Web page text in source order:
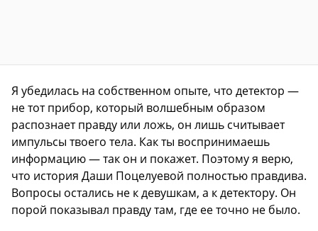
Я убедилась на собственном опыте, что детектор —
не тот прибор, который волшебным образом
распознает правду или ложь, он лишь считывает
импульсы твоего тела. Как ты воспринимаешь
информацию — так он и покажет. Поэтому я верю,
что история Даши Поцелуевой полностью правдива.
Вопросы остались не к девушкам, а к детектору. Он
порой показывал правду там, где ее точно не было.